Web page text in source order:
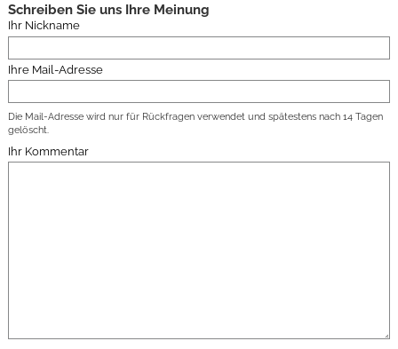
Schreiben Sie uns Ihre Meinung
Ihr Nickname
Ihre Mail-Adresse
Die Mail-Adresse wird nur für Rückfragen verwendet und spätestens nach 14 Tagen
gelöscht.
Ihr Kommentar